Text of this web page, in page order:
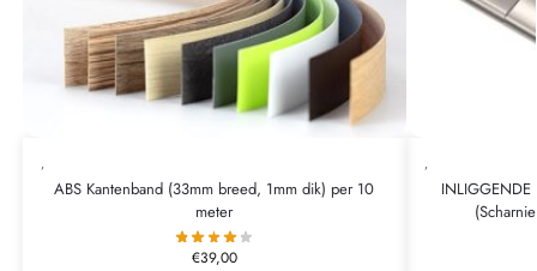
,
ABS Kantenband (33mm breed, 1mm dik) per 10
meter
€39,00
,